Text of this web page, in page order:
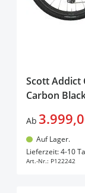
Scott Addict
Carbon
Ab
Auf Lager.
Lieferzeit: 4-10
Art.-Nr.: P122242